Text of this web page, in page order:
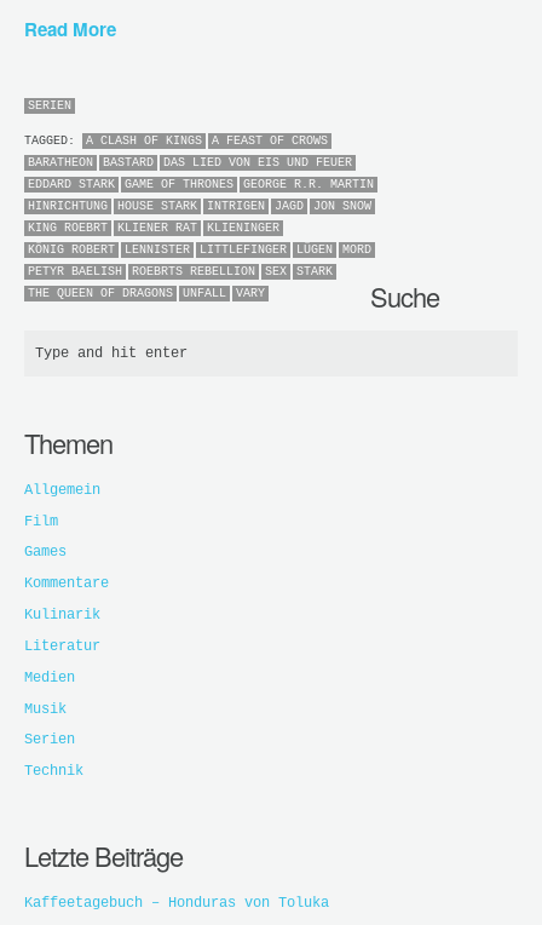
Read More
SERIEN
TAGGED: A CLASH OF KINGS
A FEAST OF CROWS
BARATHEON
BASTARD
DAS LIED VON EIS UND FEUER
EDDARD STARK
GAME OF THRONES
GEORGE R.R. MARTIN
HINRICHTUNG
HOUSE STARK INTRIGEN JAGD
JON SNOW
KING ROEBRT
KLIENER RAT
KLIENINGER
KÖNIG ROBERT
LENNISTER LITTLEFINGER LÜGEN
MORD
PETYR BAELISH
ROEBRTS REBELLION SEX
STARK
THE QUEEN OF DRAGONS
UNFALL VARY Suche
Themen
Allgemein
Film
Games
Kommentare
Kulinarik
Literatur
Medien
Musik
Serien
Technik
Letzte Beiträge
Kaffeetagebuch – Honduras von Toluka